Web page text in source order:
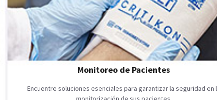
Monitoreo de Pacientes
Encuentre soluciones esenciales para garantizar la seguridad en